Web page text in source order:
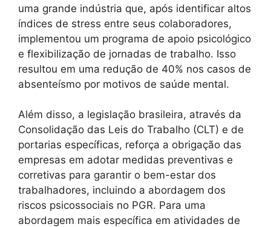
uma grande indústria que, após identificar altos
índices de stress entre seus colaboradores,
implementou um programa de apoio psicológico
e flexibilização de jornadas de trabalho. Isso
resultou em uma redução de 40% nos casos de
absenteísmo por motivos de saúde mental.
Além disso, a legislação brasileira, através da
Consolidação das Leis do Trabalho (CLT) e de
portarias específicas, reforça a obrigação das
empresas em adotar medidas preventivas e
corretivas para garantir o bem-estar dos
trabalhadores, incluindo a abordagem dos
riscos psicossociais no PGR. Para uma
abordagem mais específica em atividades de